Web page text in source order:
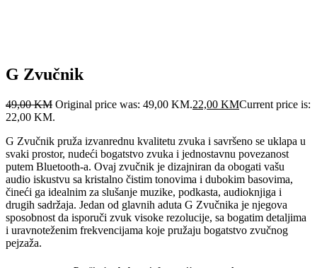
G Zvučnik
49,00KM Original price was: 49,00 KM.22,00 KMCurrent price is:
22,00 KM.
G Zvučnik pruža izvanrednu kvalitetu zvuka i savršeno se uklapa u
svaki prostor, nudeći bogatstvo zvuka i jednostavnu povezanost
putem Bluetooth-a. Ovaj zvučnik je dizajniran da obogati vašu
audio iskustvu sa kristalno čistim tonovima i dubokim basovima,
čineći ga idealnim za slušanje muzike, podkasta, audioknjiga i
drugih sadržaja. Jedan od glavnih aduta G Zvučnika je njegova
sposobnost da isporuči zvuk visoke rezolucije, sa bogatim detaljima
i uravnoteženim frekvencijama koje pružaju bogatstvo zvučnog
pejzaža.